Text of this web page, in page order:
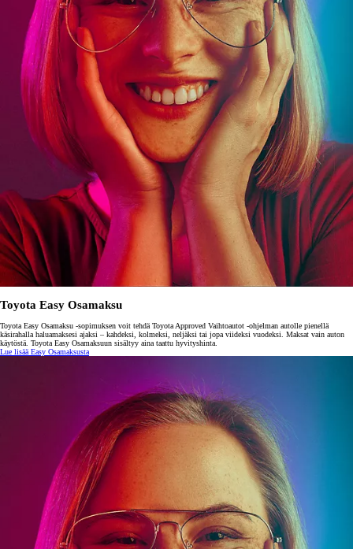
Toyota Easy Osamaksu
Toyota Easy Osamaksu -sopimuksen voit tehdä Toyota Approved Vaihtoautot -ohjelman autolle pienellä
käsirahalla haluamaksesi ajaksi – kahdeksi, kolmeksi, neljäksi tai jopa viideksi vuodeksi. Maksat vain auton
käytöstä. Toyota Easy Osamaksuun sisältyy aina taattu hyvityshinta.
Lue lisää Easy Osamaksusta